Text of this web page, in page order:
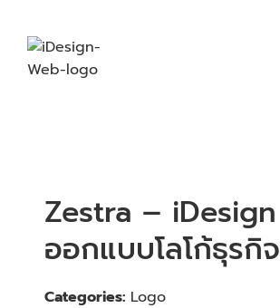
Zestra – iDesign
ออกแบบโลโก้ธุรกิจ
Categories: Logo